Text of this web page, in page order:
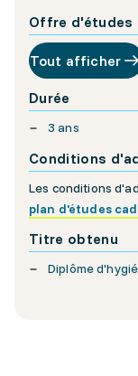
Offre d'études
Tout afficher
Durée
3 ans
Conditions
Les conditions
plan d'études
Titre obtenu
Diplôme